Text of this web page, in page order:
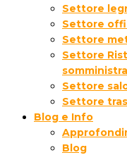
Settore
Settore
Settore
Settore
Settore
Settore
Blog e Info
Blog